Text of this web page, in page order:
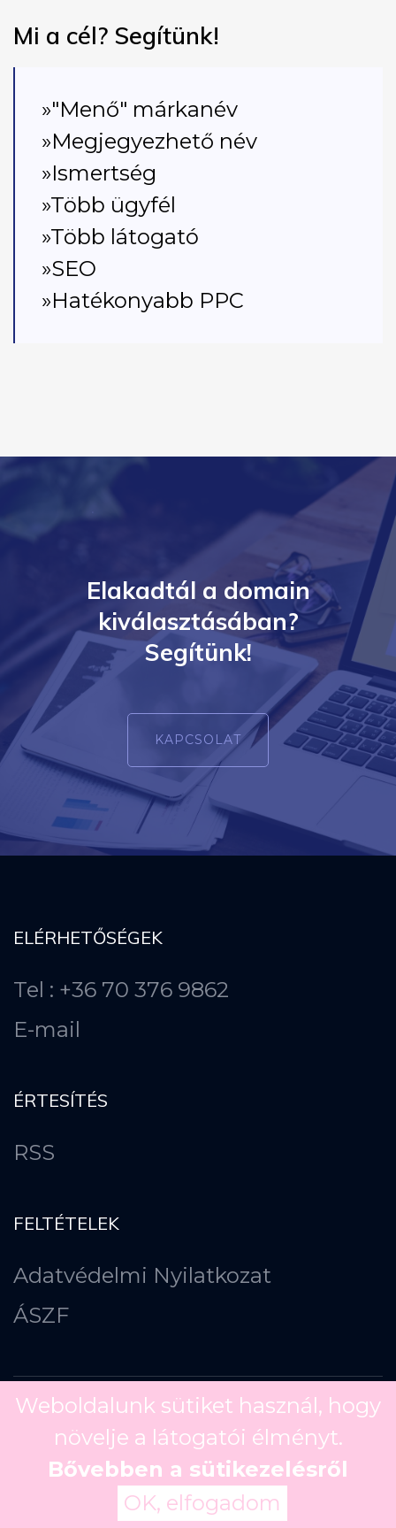
Mi a cél? Segítünk!
»"Menő" márkanév
»Megjegyezhető név
»Ismertség
»Több ügyfél
»Több látogató
»SEO
»Hatékonyabb PPC
Elakadtál a domain
kiválasztásában?
Segítünk!
KAPCSOLAT
ELÉRHETŐSÉGEK
Tel : +36 70 376 9862
E-mail
ÉRTESÍTÉS
RSS
FELTÉTELEK
Adatvédelmi Nyilatkozat
ÁSZF
Copyright © 2026
Weboldalunk sütiket használ, hogy
növelje a látogatói élményt.
Bővebben a sütikezelésről
OK, elfogadom